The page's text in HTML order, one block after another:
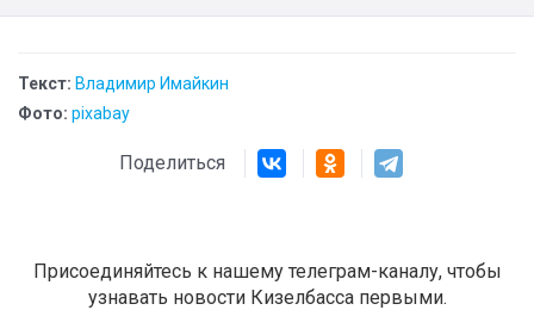
Текст: Владимир Имайкин
Фото: pixabay
Поделиться
Присоединяйтесь к нашему телеграм-каналу, чтобы
узнавать новости Кизелбасса первыми.